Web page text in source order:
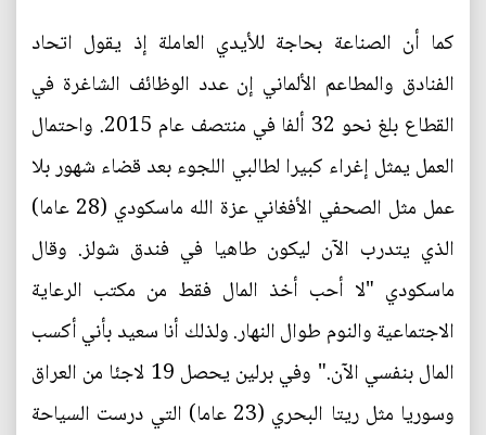
كما أن الصناعة بحاجة للأيدي العاملة إذ يقول اتحاد
الفنادق والمطاعم الألماني إن عدد الوظائف الشاغرة في
القطاع بلغ نحو 32 ألفا في منتصف عام 2015. واحتمال
العمل يمثل إغراء كبيرا لطالبي اللجوء بعد قضاء شهور بلا
عمل مثل الصحفي الأفغاني عزة الله ماسكودي (28 عاما)
الذي يتدرب الآن ليكون طاهيا في فندق شولز. وقال
ماسكودي "لا أحب أخذ المال فقط من مكتب الرعاية
الاجتماعية والنوم طوال النهار. ولذلك أنا سعيد بأني أكسب
المال بنفسي الآن." وفي برلين يحصل 19 لاجئا من العراق
وسوريا مثل ريتا البحري (23 عاما) التي درست السياحة